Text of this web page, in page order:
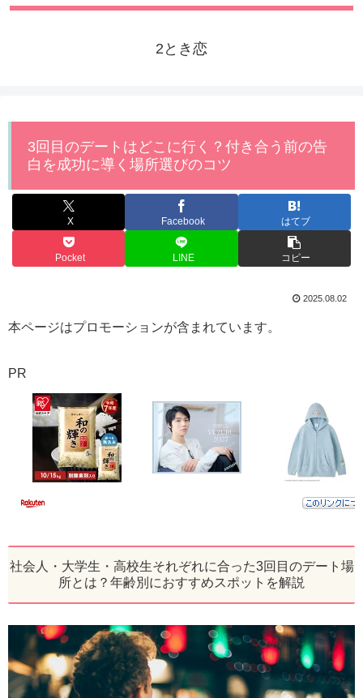
2とき恋
3回目のデートはどこに行く？付き合う前の告
白を成功に導く場所選びのコツ
X Facebook はてブ
Pocket LINE コピー
2025.08.02
本ページはプロモーションが含まれています。
PR
社会人・大学生・高校生それぞれに合った3回目のデート場
所とは？年齢別におすすめスポットを解説